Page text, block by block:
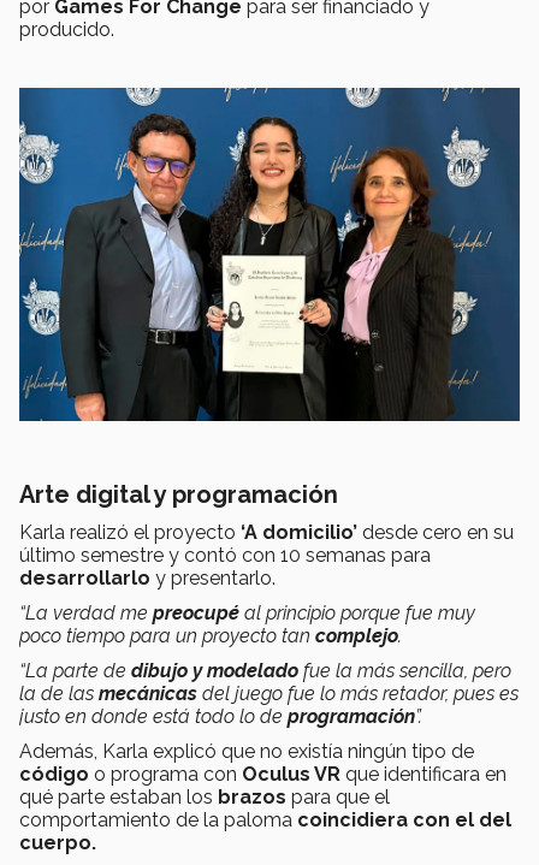
por Games For Change para ser financiado y
producido.
Arte digital y programación
Karla realizó el proyecto ‘A domicilio’ desde cero en su
último semestre y contó con 10 semanas para
desarrollarlo y presentarlo.
“La verdad me preocupé al principio porque fue muy
poco tiempo para un proyecto tan complejo.
“La parte de dibujo y modelado fue la más sencilla, pero
la de las mecánicas del juego fue lo más retador, pues es
justo en donde está todo lo de programación”.
Además, Karla explicó que no existía ningún tipo de
código o programa con Oculus VR que identificara en
qué parte estaban los brazos para que el
comportamiento de la paloma coincidiera con el del
cuerpo.